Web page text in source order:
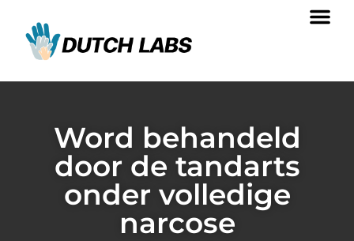
Word behandeld
door de tandarts
onder volledige
narcose